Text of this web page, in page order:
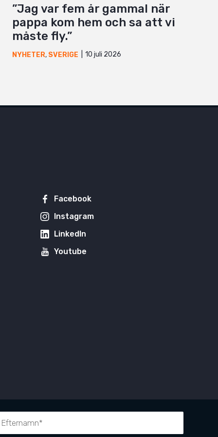
”Jag var fem år gammal när
pappa kom hem och sa att vi
måste fly.”
NYHETER, SVERIGE 10 juli 2026
Facebook
Instagram
LinkedIn
Youtube